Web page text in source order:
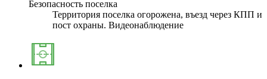
Безопасность поселка
Территория поселка огорожена, въезд через КПП и
пост охраны. Видеонаблюдение